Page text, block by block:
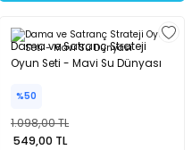
Dama ve Satranç Strateji
Oyun Seti - Mavi Su Dünyası
%50
1.098,00 TL
549,00 TL